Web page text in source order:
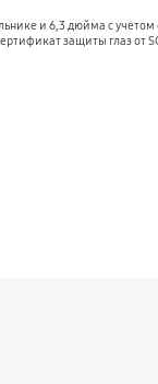
и 6,3 дюйма с учетом
защиты глаз от